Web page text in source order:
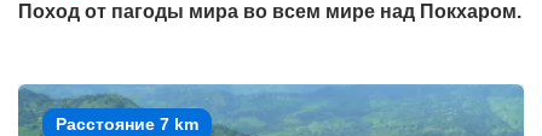
Поход от пагоды мира во всем мире над Покхаром.
Расстояние 7 km